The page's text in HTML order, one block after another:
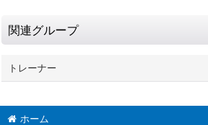
関連グループ
トレーナー
ホーム